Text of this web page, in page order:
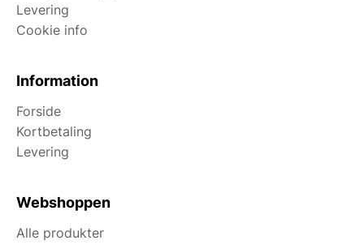
Levering
Cookie info
Information
Forside
Kortbetaling
Levering
Webshoppen
Alle produkter